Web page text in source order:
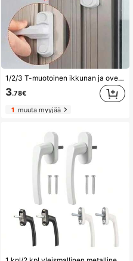
1/2/3 T-muotoinen ikkunan ja oven turvalukko - kestävä muoviteräs, klassinen tyyli kodin turvalukko
3.78€
1muuta myyjää